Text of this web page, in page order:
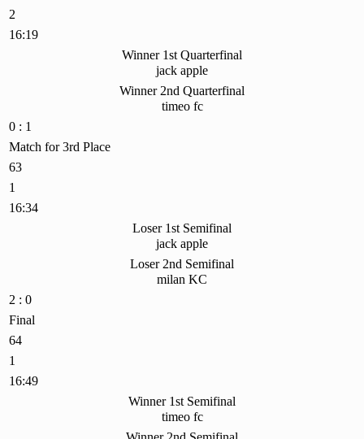
2
16:19
Winner 1st Quarterfinal
jack apple
Winner 2nd Quarterfinal
timeo fc
0 : 1
Match for 3rd Place
63
1
16:34
Loser 1st Semifinal
jack apple
Loser 2nd Semifinal
milan KC
2 : 0
Final
64
1
16:49
Winner 1st Semifinal
timeo fc